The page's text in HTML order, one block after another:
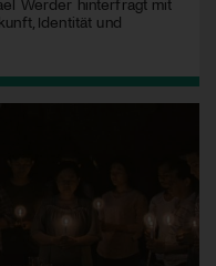
Werder hinterfragt mit
Identität und